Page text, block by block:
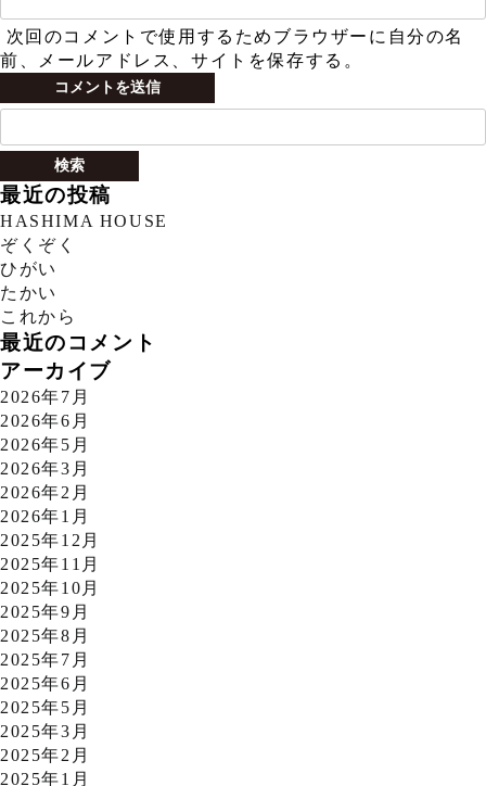
次回のコメントで使用するためブラウザーに自分の名
前、メールアドレス、サイトを保存する。
検
最近の投稿
HASHIMA HOUSE
ぞくぞく
ひがい
たかい
これから
最近のコメント
アーカイブ
2026年7月
2026年6月
2026年5月
2026年3月
2026年2月
2026年1月
2025年12月
2025年11月
2025年10月
2025年9月
2025年8月
2025年7月
2025年6月
2025年5月
2025年3月
2025年2月
2025年1月